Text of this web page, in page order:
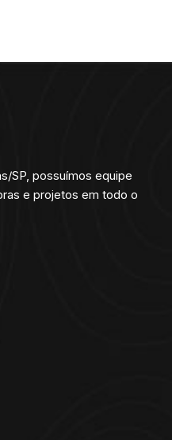
SP, possuímos equipe
e projetos em todo o